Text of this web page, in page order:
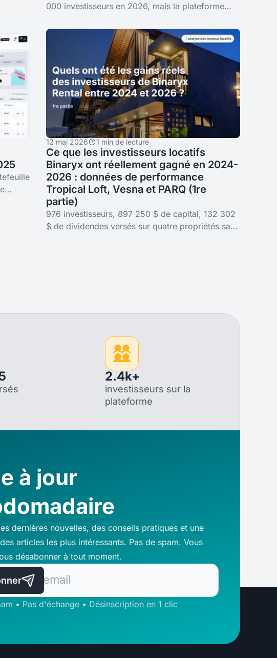
000 investisseurs en 2026, mais la plateforme
Ce guide compare 10 alternatives à
12 mai 2026 1 min de lecture
Ce que les investisseurs locatifs
Binaryx ont réellement gagné en 2024-
2026 : données de performance
Tropical Loft, Vesna et PARQ (1re
partie)
976 investisseurs, 897 250 $ de capital, 132 302
$ de dividendes versés sur quatre propriétés sans
2.4k+
investisseurs sur la
plateforme
à jour
dernières nouvelles, des conseils pratiques et une
articles les plus intéressants. Pas de spam. Vous
désabonner à tout moment.
• Pas d'échange • Désinscription en 1 clic